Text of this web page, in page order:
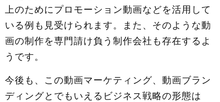
上のためにプロモーション動画などを活用して
いる例も見受けられます。また、そのような動
画の制作を専門請け負う制作会社も存在するよ
うです。
今後も、この動画マーケティング、動画ブラン
ディングとでもいえるビジネス戦略の形態は